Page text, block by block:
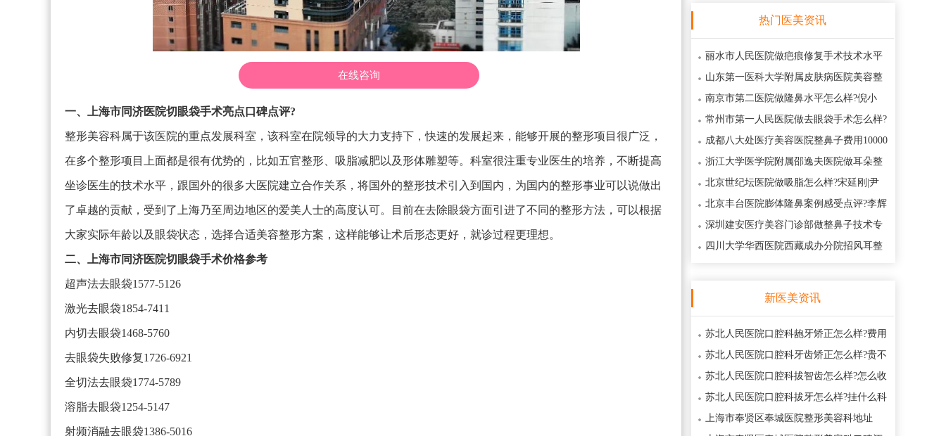
在线咨询
一、上海市同济医院切眼袋手术亮点口碑点评?
整形美容科属于该医院的重点发展科室，该科室在院领导的大力支持下，快速的发展起来，能够开展的整形项目很广泛，
在多个整形项目上面都是很有优势的，比如五官整形、吸脂减肥以及形体雕塑等。科室很注重专业医生的培养，不断提高
坐诊医生的技术水平，跟国外的很多大医院建立合作关系，将国外的整形技术引入到国内，为国内的整形事业可以说做出
了卓越的贡献，受到了上海乃至周边地区的爱美人士的高度认可。目前在去除眼袋方面引进了不同的整形方法，可以根据
大家实际年龄以及眼袋状态，选择合适美容整形方案，这样能够让术后形态更好，就诊过程更理想。
二、上海市同济医院切眼袋手术价格参考
超声法去眼袋1577-5126
激光去眼袋1854-7411
内切去眼袋1468-5760
去眼袋失败修复1726-6921
全切法去眼袋1774-5789
溶脂去眼袋1254-5147
射频消融去眼袋1386-5016
热门医美资讯
丽水市人民医院做疤痕修复手术技术水平
高吗?朱薛锋|丁架月医生疤痕修复手术
山东第一医科大学附属皮肤病医院美容整
形祛疤价钱坑不坑?林燕|刘华绪医生美
南京市第二医院做隆鼻水平怎么样?倪小
冬|刘育凤医生隆鼻优惠价格是多少130
常州市第一人民医院做去眼袋手术怎么样?
李玲巧|王德伟|王屋金医生去眼袋手术
成都八大处医疗美容医院整鼻子费用10000
元起?田孝臣|祁峰医生整鼻子手术亮点
浙江大学医学院附属邵逸夫医院做耳朵整
形专业吗?耳朵整形术后案例记录反馈
北京世纪坛医院做吸脂怎么样?宋延刚|尹
宏宇医生吸脂技术手法点评
北京丰台医院膨体隆鼻案例感受点评?李辉
医生膨体隆鼻什么价格13000元起
深圳建安医疗美容门诊部做整鼻子技术专
业吗?季滢|郝健医生整鼻子手术实力口
四川大学华西医院西藏成办分院招风耳整
新医美资讯
苏北人民医院口腔科龅牙矫正怎么样?费用
表一览价格5000元起
苏北人民医院口腔科牙齿矫正怎么样?贵不
贵？一般8800元起
苏北人民医院口腔科拔智齿怎么样?怎么收
费的大概300元起
苏北人民医院口腔科拔牙怎么样?挂什么科
上海市奉贤区奉城医院整形美容科地址